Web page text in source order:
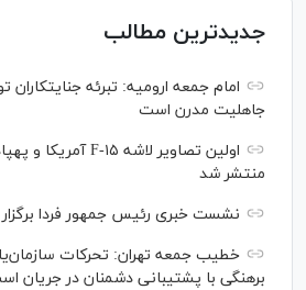
جدیدترین مطالب
امام جمعه ارومیه: تبرئه
جاهلیت مدرن است
منتشر شد
نشست خبری رئیس‌ جمهور فردا
خطیب جمعه تهران: تحرکات
برهنگی با پشتیبانی دشمنان در جریان